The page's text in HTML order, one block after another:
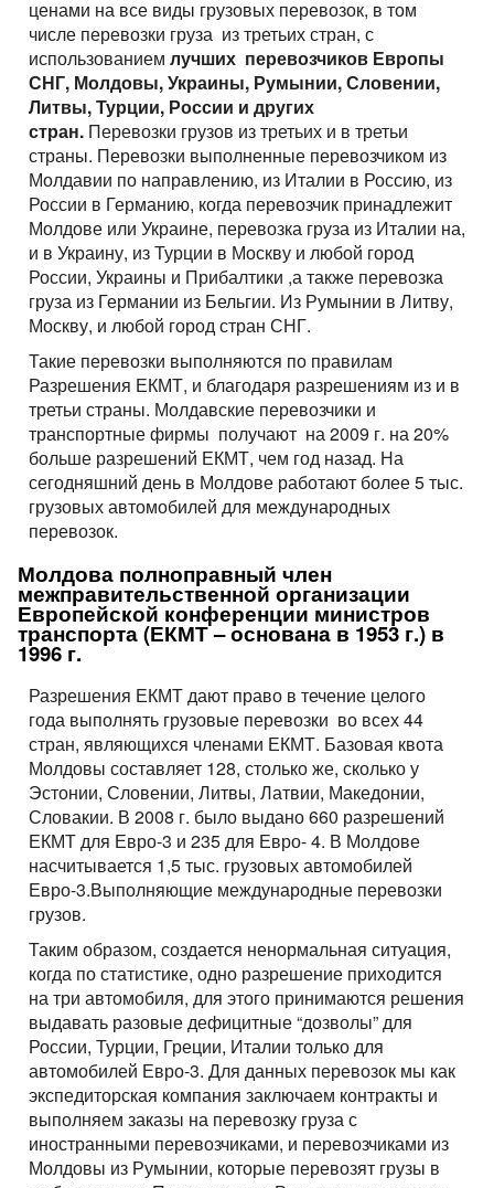
Cargo transportation with awning megatrialer – volume
105 cu
Awning platform Yumbo , volume – 100 cubic meters
Articulated lorry – automobile transporter, for
transporting
Transport for carrying oversize cargo
All-metal semitrailer. Isothermal body, 90 cubes
Container truck – container, 20 foot, 40 foot
Transport for carrying dangerous cargo ADR
Transport for carrying assorted lading, from 200 kg.
Грузовые авиа перевозки
Зерновозы, перевозка зерна
Автоперевозки спецтехники
Перевозки и доставка контейнеров
Размеры контейнеров
Стоимость морских перевозок
Перевозки морем по странам
Перевозим грузы по морю
Международные ж.д грузоперевозки
Типы ж.д. вагонов и контейнеров
Направления Ж.Д. перевозок
Стоимость перевозок ж.д вагонами
Ж.Д. вагоны, галерея
Доставка сборных грузов
Посылки и мелкие грузы
Стоимость перевозки посылок
Доставка посылки из и в Европу
Доставка посылки Страны СНГ
Посылки из Азии, и USA
Транспорт для доставки посылок
Все типы грузов
Авто грузы
Грузы для морских перевозок.
Грузы для Ж.Д. перевозок
Грузы для авиа перевозок
Add a transport
Все типы транспорта
Авто транспорт
Ж.Д. транспорт
Морской транспорт
Авиа транспорт
Cargo volume
Contact person
Telephone
By submitting an application, you agree to the processing
of personal data.
ценами на все виды грузовых перевозок, в том
числе перевозки груза из третьих стран, с
использованием лучших перевозчиков Европы
СНГ, Молдовы, Украины, Румынии, Словении,
Литвы, Турции, России и других
стран. Перевозки грузов из третьих и в третьи
страны. Перевозки выполненные перевозчиком из
Молдавии по направлению, из Италии в Россию, из
России в Германию, когда перевозчик принадлежит
Молдове или Украине, перевозка груза из Италии на,
и в Украину, из Турции в Москву и любой город
России, Украины и Прибалтики ,а также перевозка
груза из Германии из Бельгии. Из Румынии в Литву,
Москву, и любой город стран СНГ.
Такие перевозки выполняются по правилам
Разрешения ЕКМТ, и благодаря разрешениям из и в
третьи страны. Молдавские перевозчики и
транспортные фирмы получают на 2009 г. на 20%
больше разрешений ЕКМТ, чем год назад. На
сегодняшний день в Молдове работают более 5 тыс.
грузовых автомобилей для международных
перевозок.
Молдова полноправный член
межправительственной организации
Европейской конференции министров
транспорта (ЕКМТ – основана в 1953 г.) в
1996 г.
Разрешения ЕКМТ дают право в течение целого
года выполнять грузовые перевозки во всех 44
стран, являющихся членами ЕКМТ. Базовая квота
Молдовы составляет 128, столько же, сколько у
Эстонии, Словении, Литвы, Латвии, Македонии,
Словакии. В 2008 г. было выдано 660 разрешений
ЕКМТ для Евро-3 и 235 для Евро- 4. В Молдове
насчитывается 1,5 тыс. грузовых автомобилей
Евро-3.Выполняющие международные перевозки
грузов.
Таким образом, создается ненормальная ситуация,
когда по статистике, одно разрешение приходится
на три автомобиля, для этого принимаются решения
выдавать разовые дефицитные “дозволы” для
России, Турции, Греции, Италии только для
автомобилей Евро-3. Для данных перевозок мы как
экспедиторская компания заключаем контракты и
выполняем заказы на перевозку груза с
иностранными перевозчиками, и перевозчиками из
Молдовы из Румынии, которые перевозят грузы в
Telephone
E-mail
By submitting an application, you agree to the processing
of personal data.
Contact person
Telephone
E-mail
By submitting an application, you agree to the processing
of personal data.